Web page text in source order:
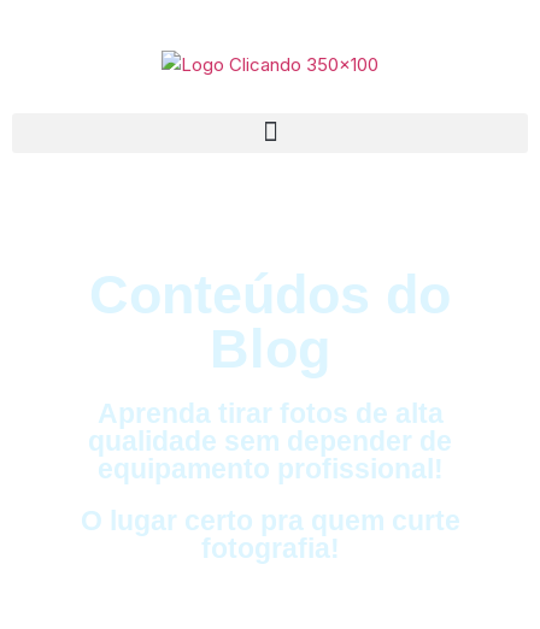
Conteúdos do
Blog
Aprenda tirar fotos de alta
qualidade sem depender de
equipamento profissional!
O lugar certo pra quem curte
fotografia!